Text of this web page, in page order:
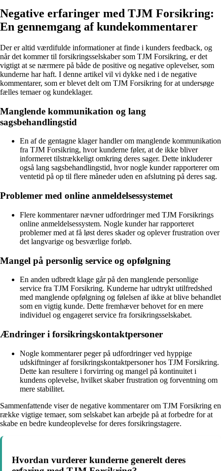
Negative erfaringer med TJM Forsikring:
En gennemgang af kundekommentarer
Der er altid værdifulde informationer at finde i kunders feedback, og
når det kommer til forsikringsselskaber som TJM Forsikring, er det
vigtigt at se nærmere på både de positive og negative oplevelser, som
kunderne har haft. I denne artikel vil vi dykke ned i de negative
kommentarer, som er blevet delt om TJM Forsikring for at undersøge
fælles temaer og kundeklager.
Manglende kommunikation og lang
sagsbehandlingstid
En af de gentagne klager handler om manglende kommunikation
fra TJM Forsikring, hvor kunderne føler, at de ikke bliver
informeret tilstrækkeligt omkring deres sager. Dette inkluderer
også lang sagsbehandlingstid, hvor nogle kunder rapporterer om
ventetid på op til flere måneder uden en afslutning på deres sag.
Problemer med online anmeldelsessystemet
Flere kommentarer nævner udfordringer med TJM Forsikrings
online anmeldelsessystem. Nogle kunder har rapporteret
problemer med at få løst deres skader og oplever frustration over
det langvarige og besværlige forløb.
Mangel på personlig service og opfølgning
En anden udbredt klage går på den manglende personlige
service fra TJM Forsikring. Kunderne har udtrykt utilfredshed
med manglende opfølgning og følelsen af ikke at blive behandlet
som en vigtig kunde. Dette fremhæver behovet for en mere
individuel og engageret service fra forsikringsselskabet.
Ændringer i forsikringskontaktpersoner
Nogle kommentarer peger på udfordringer ved hyppige
udskiftninger af forsikringskontaktpersoner hos TJM Forsikring.
Dette kan resultere i forvirring og mangel på kontinuitet i
kundens oplevelse, hvilket skaber frustration og forventning om
mere stabilitet.
Sammenfattende viser de negative kommentarer om TJM Forsikring en
række vigtige temaer, som selskabet kan arbejde på at forbedre for at
skabe en bedre kundeoplevelse for deres forsikringstagere.
Hvordan vurderer kunderne generelt deres